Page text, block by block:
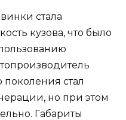
стала
кузова, что было
поколения стал
но при этом
Габариты